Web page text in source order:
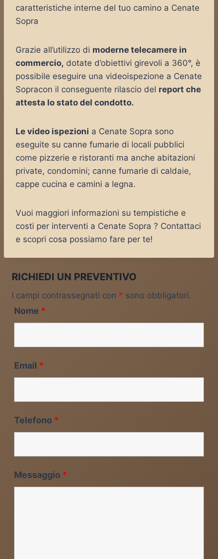
caratteristiche interne del tuo camino a Cenate
Sopra
Grazie all’utilizzo di moderne telecamere in
commercio, dotate d’obiettivi girevoli a 360°, è
possibile eseguire una videoispezione a Cenate
Sopracon il conseguente rilascio del report che
attesta lo stato del condotto.
Le video ispezioni a Cenate Sopra sono
eseguite su canne fumarie di locali pubblici
come pizzerie e ristoranti ma anche abitazioni
private, condomini; canne fumarie di caldaie,
cappe cucina e camini a legna.
Vuoi maggiori informazioni su tempistiche e
costi per interventi a Cenate Sopra ? Contattaci
e scopri cosa possiamo fare per te!
RICHIEDI UN PREVENTIVO
I campi contrassegnati con * sono obbligatori.
Nome *
Email *
Telefono *
Messaggio *